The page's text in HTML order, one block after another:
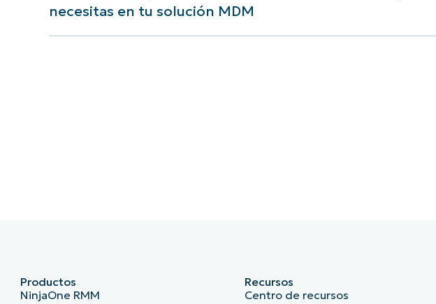
necesitas en tu solución MDM
Productos
NinjaOne RMM
Recursos
Centro de recursos